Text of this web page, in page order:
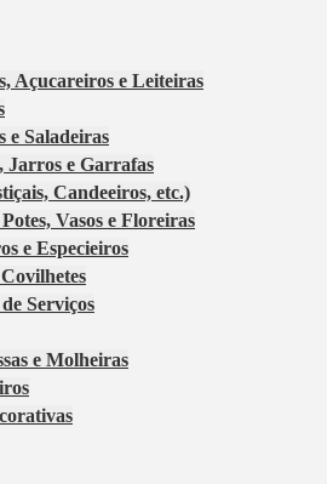
Açucareiros e Leiteiras
e Saladeiras
Jarros e Garrafas
Candeeiros, etc.)
Vasos e Floreiras
e Especieiros
Serviços
e Molheiras